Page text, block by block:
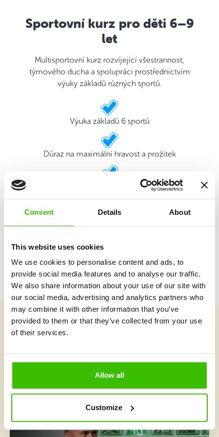
Consent Details About
This website uses cookies
We use cookies to personalise content and ads, to
provide social media features and to analyse our traffic.
We also share information about your use of our site with
our social media, advertising and analytics partners who
may combine it with other information that you’ve
provided to them or that they’ve collected from your use
of their services.
Allow all
Customize
Sportovní kurz pro děti 6–9
let
Multisportovní kurz rozvíjející všestrannost,
týmového ducha a spolupráci prostřednictvím
výuky základů různých sportů.
Výuka základů 6 sportů
Důraz na maximální hravost a prožitek
2 kvalifikovaní trenéři
Co je v Gymnathlonu nového